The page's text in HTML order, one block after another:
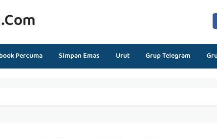
Percuma Simpan Emas Urut Grup Telegram